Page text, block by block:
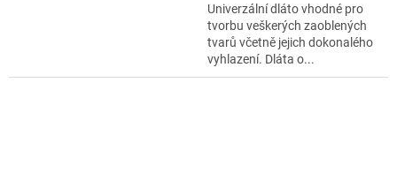
Univerzální dláto vhodné pro
tvorbu veškerých zaoblených
tvarů včetně jejich dokonalého
vyhlazení. Dláta o...